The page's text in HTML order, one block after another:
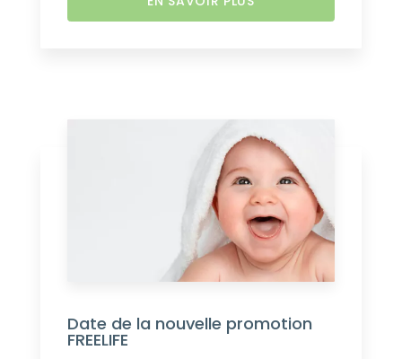
Date de la nouvelle promotion
FREELIFE